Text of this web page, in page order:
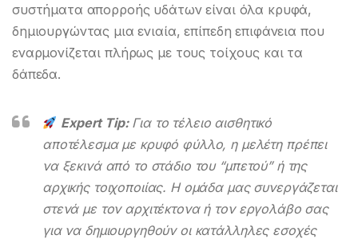
συστήματα απορροής υδάτων είναι όλα κρυφά,
δημιουργώντας μια ενιαία, επίπεδη επιφάνεια που
εναρμονίζεται πλήρως με τους τοίχους και τα
δάπεδα.
Expert Tip:Για το τέλειο αισθητικό
αποτέλεσμα με κρυφό φύλλο, η μελέτη πρέπει
να ξεκινά από το στάδιο του “μπετού” ή της
αρχικής τοιχοποιίας. Η ομάδα μας συνεργάζεται
στενά με τον αρχιτέκτονα ή τον εργολάβο σας
για να δημιουργηθούν οι κατάλληλες εσοχές